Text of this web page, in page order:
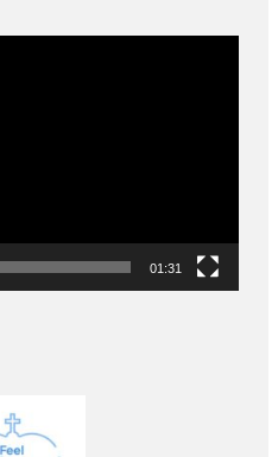
01:31